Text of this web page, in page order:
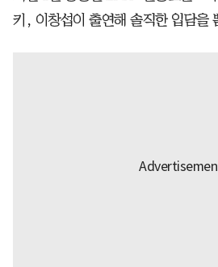
키, 이창섭이 출연해 솔직한 입담을